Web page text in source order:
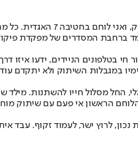
שיקרה - קורה". סמל דור פריר, השבוע
החל מסלול חייו להשתנות.
הראשון אי פעם עם שיתוק
נכון, לרוץ ישר, לעמוד זקוף.